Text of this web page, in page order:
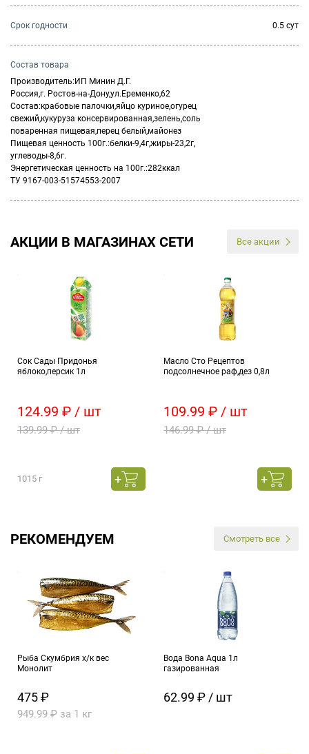
Cрок годности 0.5 сут
Состав товара
Производитель:ИП Минин Д.Г.
Россия,г. Ростов-на-Дону,ул.Еременко,62
Состав:крабовые палочки,яйцо куриное,огурец
свежий,кукуруза консервированная,зелень,соль
поваренная пищевая,перец белый,майонез
Пищевая ценность 100г.:белки-9,4г,жиры-23,2г,
углеводы-8,6г.
Энергетическая ценность на 100г.:282ккал
ТУ 9167-003-51574553-2007
АКЦИИ В МАГАЗИНАХ СЕТИ Все акции
Сок Сады Придонья
яблоко,персик 1л
124.99 ₽ / шт
139.99 ₽ / шт
1015 г
Масло Сто Рецептов
подсолнечное раф,дез 0,8л
109.99 ₽ / шт
146.99 ₽ / шт
РЕКОМЕНДУЕМ Смотреть все
Рыба Скумбрия х/к вес
Монолит
475 ₽
949.99 ₽ за 1 кг
Вода Bona Aqua 1л
газированная
62.99 ₽ / шт